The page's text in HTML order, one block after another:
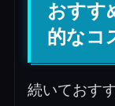
おすす
的なコ
続いておす